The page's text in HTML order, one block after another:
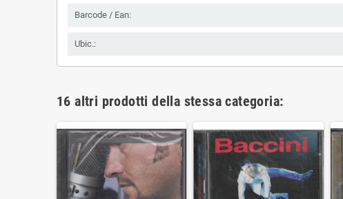
Barcode / Ean:
Ubic.:
16 altri prodotti della stessa categoria: